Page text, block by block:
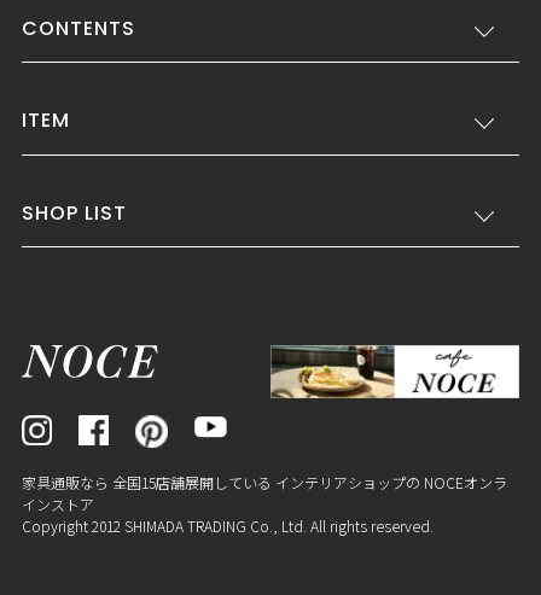
CONTENTS
ITEM
SHOP LIST
家具通販なら 全国15店舗展開している インテリアショップの NOCEオンラ
インストア
Copyright 2012 SHIMADA TRADING Co., Ltd. All rights reserved.